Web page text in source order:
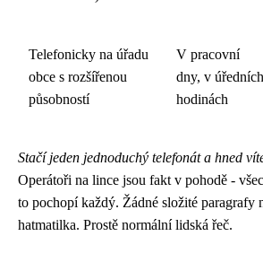
Telefonicky na úřadu
obce s rozšířenou
působností
V pracovní
dny, v úředních
hodinách
Stačí jeden jednoduchý telefonát a hned
Operátoři na lince jsou fakt v pohodě -
to pochopí každý. Žádné složité paragrafy
hatmatilka. Prostě normální lidská řeč.